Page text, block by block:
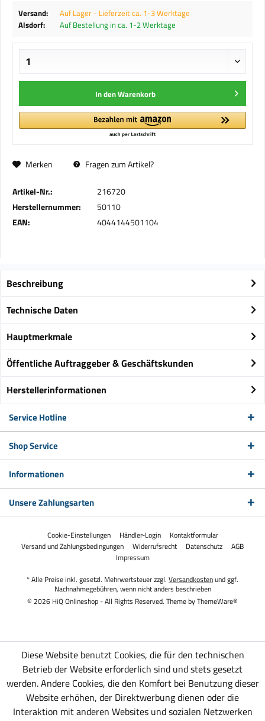
Versand:
Auf Lager - Lieferzeit ca. 1-3 Werktage
Alsdorf:
Auf Bestellung in ca. 1-2 Werktage
In denWarenkorb
Merken Fragen zum Artikel?
Artikel-Nr.:
216720
Herstellernummer:
50110
EAN:
4044144501104
Beschreibung
Technische Daten
Hauptmerkmale
Öffentliche Auftraggeber & Geschäftskunden
Herstellerinformationen
Service Hotline
Shop Service
Informationen
Unsere Zahlungsarten
Cookie-Einstellungen Händler-Login
Kontaktformular
Versand und Zahlungsbedingungen
Widerrufsrecht Datenschutz
AGB
Impressum
* Alle Preise inkl. gesetzl. Mehrwertsteuer zzgl. Versandkostenund ggf.
Nachnahmegebühren, wenn nicht anders beschrieben
© 2026 HiQ Onlineshop - All Rights Reserved. Theme byThemeWare®
Diese Website benutzt Cookies, die für den technischen
Betrieb der Website erforderlich sind und stets gesetzt
werden. Andere Cookies, die den Komfort bei Benutzung dieser
Website erhöhen, der Direktwerbung dienen oder die
Interaktion mit anderen Websites und sozialen Netzwerken